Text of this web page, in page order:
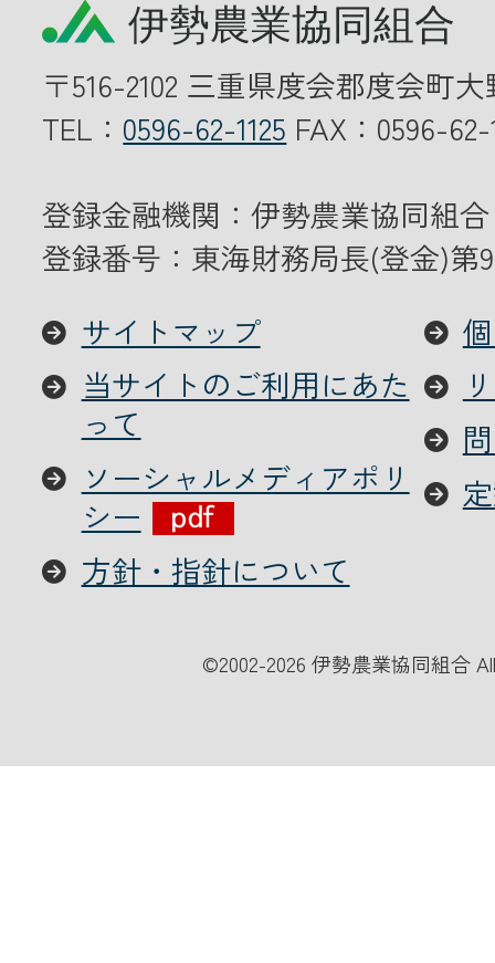
〒516-2102 三重県度会郡度会町
TEL： 0596-62-1125 FAX：0596-62-
登録金融機関：伊勢農業協同組合
登録番号：東海財務局長(登金)第
サイトマップ
当サイトのご利用にあた
って
ソーシャルメディアポリ
シー
方針・指針について
©2002-2026 伊勢農業協同組合